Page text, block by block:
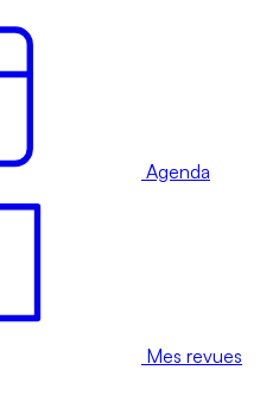
Agenda
Mes revues